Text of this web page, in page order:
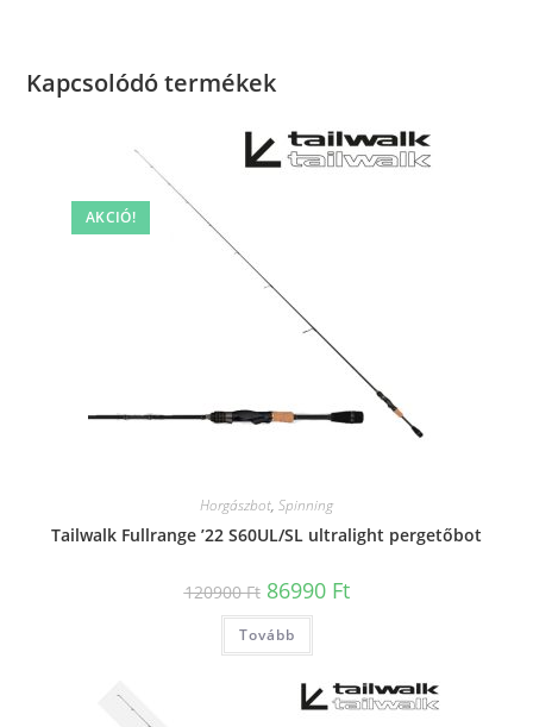
Kapcsolódó termékek
AKCIÓ!
Horgászbot, Spinning
Tailwalk Fullrange ’22 S60UL/SL ultralight pergetőbot
120900Ft Original
price
was:
120900 Ft.
86990 FtCurrent
price
Tovább